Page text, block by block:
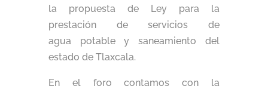
la propuesta de Ley para la
prestación de servicios de
agua potable y saneamiento del
estado de Tlaxcala.
En el foro contamos con la